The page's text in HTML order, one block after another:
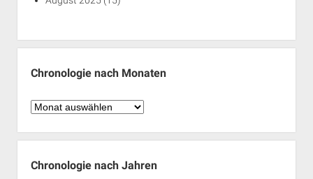
Chronologie nach Monaten
Chronologie
Monaten
Chronologie nach Jahren